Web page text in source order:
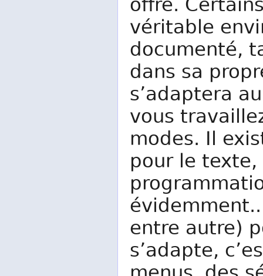
offre.
véritable
documenté,
dans sa
s’adaptera
vous
modes. Il
pour le
entre autre)
s’adapte,